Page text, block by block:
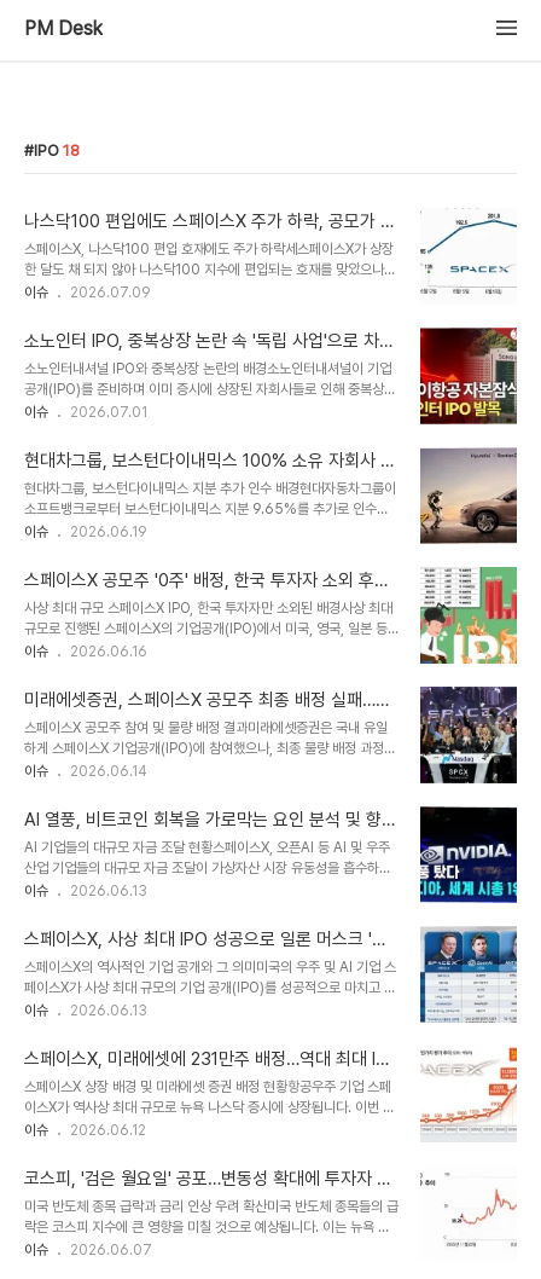
PM Desk
IPO 18
나스닥100 편입에도 스페이스X 주가 하락, 공모가 밑
도는 이유는?
스페이스X, 나스닥100 편입 호재에도 주가 하락세스페이스X가 상장
한 달도 채 되지 않아 나스닥100 지수에 편입되는 호재를 맞았으나
주가는 이틀 연속 공모가를 하회했습니다. 상장 직후 급등했던 열기가
이스X 주가는 148달러에 거래를 마감하며 지난달 개장가인 150달러
를 밑돌았습니다. 나스닥100 편입 규정 완화와 ETF 의무 매수스페이
스X는 최근 나스닥의 신규 상장사 편입 규정 완화에 따라 상장 후 한
달 만에 대표 기술주 지수인 나스닥100에 편입되었습니다. 이로 인해
나스닥100 추종 ETF 및 인덱스펀드는 스페이스X 주식을 의무적으
857억 달러를 조달했..
이슈 2026.07.09
소노인터 IPO, 중복상장 논란 속 '독립 사업'으로 차별
화 전략 제시
소노인터내셔널 IPO와 중복상장 논란의 배경소노인터내셔널이 기업
공개(IPO)를 준비하며 이미 증시에 상장된 자회사들로 인해 중복상장
논란에 휩싸였습니다. 이는 기존 주주들의 지분 가치가 희석될 수 있다
사들을 인수하여 편입한 경우로, 주주 가치를 훼손하는 일반적인 중복
상장과는 다르다는 분석입니다. 소노인터내셔널의 중복상장 논란 해
소 전략소노인터내셔널은 모회사가 핵심 사업을 분할하여 상장하는
'쪼개기 상장'과는 근본적으로 다르다는 점을 강조하고 있습니다. 외부
에서 이미 상장된 회사들을 인수했으며, 각 자회사가 호텔·리조트, 유
을 설명합니다. 또한, 적자 회사를 인수하..
이슈 2026.07.01
현대차그룹, 보스턴다이내믹스 100% 소유 자회사 편
입 추진
현대차그룹, 보스턴다이내믹스 지분 추가 인수 배경현대자동차그룹이
소프트뱅크로부터 보스턴다이내믹스 지분 9.65%를 추가로 인수하
여 완전 자회사로 편입할 예정입니다. 이번 인수는 약 5000억원 규
위한 전략으로 분석됩니다. 피지컬 AI에 대한 관심 증대로 보스턴다이
내믹스의 가치가 급등한 상황에서, 현대차그룹은 상대적으로 유리한
조건으로 지분을 확보하게 되었습니다. 지분 인수 절차 및 향후 계획현
대차그룹 주요 계열사들은 이달 중 임시 이사회를 열어 소프트뱅크 보
유 지분 인수 안건을 최종 의결할 예정입니다. 소프트뱅크는 풋옵션 행
수용하기로 방침을 정했습니다. 완전 자회..
이슈 2026.06.19
스페이스X 공모주 '0주' 배정, 한국 투자자 소외 후폭
풍 분석 및 대응 방안
사상 최대 규모 스페이스X IPO, 한국 투자자만 소외된 배경사상 최대
규모로 진행된 스페이스X의 기업공개(IPO)에서 미국, 영국, 일본 등
해외 개인 투자자들은 공모주를 배정받았으나, 한국 투자자들은 단 한
래에셋증권의 배정 물량이 최종 단계에서 전량 삭감되었기 때문입니
다. 스페이스X는 당초 주당 135달러로 보통주 5억5,556만 주를 매
각하여 750억 달러를 조달할 계획이었으나, 추가 옵션 행사로 발행
주식 수가 늘어나며 조달액이 857억 달러까지 증가했습니다. 이는
사우디 아람코의 기록을 약 3배 가량 뛰어넘는 규모입니다. 개인 투자
모 물량의 최대 30%를 ..
이슈 2026.06.16
미래에셋증권, 스페이스X 공모주 최종 배정 실패…청
약금 전액 환불 안내
스페이스X 공모주 참여 및 물량 배정 결과미래에셋증권은 국내 유일
하게 스페이스X 기업공개(IPO)에 참여했으나, 최종 물량 배정 과정에
서 공모주를 확보하지 못했습니다. 이에 따라 청약에 참여했던 투자자
5억 달러 규모의 공모주 청약은 높은 관심 속에 조기에 마감된 바 있
습니다. 공동 인수단 계약 및 최종 물량 배정 과정미래에셋증권은 스페
이스X 증권신고서에 국내 증권사 중 유일하게 인수단으로 이름을 올
렸습니다. 공동 인수단 계약을 통해 일정 물량을 배정받기로 했으나,
대표주관사의 최종 물량 배정 과정에서 판매 가능한 물량이 전혀 배정
배정 간의 차이 때문입니다. ..
이슈 2026.06.14
AI 열풍, 비트코인 회복을 가로막는 요인 분석 및 향후
전망
AI 기업들의 대규모 자금 조달 현황스페이스X, 오픈AI 등 AI 및 우주
산업 기업들의 대규모 자금 조달이 가상자산 시장 유동성을 흡수하고
있습니다. 비트코인은 지난해와 달리 주요 빅테크 기업들과의 시가총
조달 규모가 상당하기 때문입니다. AI 투자 집중과 비트코인 시장의
영향스페이스X의 역대 최대 규모 IPO를 비롯하여 오픈AI, 앤트로픽
등 다수의 AI 기업들이 상장을 준비하며 막대한 자금을 조달하고 있습
니다. 시장에서는 이러한 AI 관련 기업들의 연내 자금 조달 규모가
365조원을 넘어설 것으로 추산하고 있습니다. 이로 인해 비트코인을
이 제기됩니다. 전문가들..
이슈 2026.06.13
스페이스X, 사상 최대 IPO 성공으로 일론 머스크 '조
만장자' 등극 및 우주 산업 혁신
스페이스X의 역사적인 기업 공개와 그 의미미국의 우주 및 AI 기업 스
페이스X가 사상 최대 규모의 기업 공개(IPO)를 성공적으로 마치고 나
스닥에 상장되었습니다. 이번 상장을 통해 스페이스X 창업자인 일론
증시는 이러한 소식에 힘입어 일제히 상승 마감하는 긍정적인 흐름을
보였습니다. 스페이스X의 혁신적인 기술과 미래 비전스페이스X는 인
공지능과 위성 통신 기술을 기반으로 하는 항공 우주 기업으로서,
750억 달러를 조달하는 데 성공했습니다. 이 기업은 우주 데이터센
터 구축을 위한 시연용 위성을 내년 말 이전에 발사하고, 2028년부터
2040년까지 화성 식민지 건설이..
이슈 2026.06.13
스페이스X, 미래에셋에 231만주 배정…역대 최대 IP
O 규모 달성
스페이스X 상장 배경 및 미래에셋 증권 배정 현황항공우주 기업 스페
이스X가 역사상 최대 규모로 뉴욕 나스닥 증시에 상장됩니다. 이번 기
업공개(IPO)에 인수단으로 참여한 미래에셋증권에는 총 231만
한화로 약 4751억원에 해당하는 규모입니다. 주요 인수단 배정 현황
및 공모 규모골드만삭스와 모건스탠리가 각각 1억1111만1111주로 가
장 많은 물량을 확보했습니다. 스페이스X는 이번 공모를 통해 약
750억 달러, 한화로 약 114조원을 조달할 계획입니다. 전체 청약 물
량은 목표의 4배를 초과했으며, 개인 투자자 주문 금액도 1천억 달러
이슈 2026.06.12
코스피, '검은 월요일' 공포…변동성 확대에 투자자 필
사적 대응 필요
미국 반도체 종목 급락과 금리 인상 우려 확산미국 반도체 종목들의 급
락은 코스피 지수에 큰 영향을 미칠 것으로 예상됩니다. 이는 뉴욕 증
시의 시가총액 상당 부분이 증발하는 결과를 초래했습니다. 금리 인상
이슈 2026.06.07